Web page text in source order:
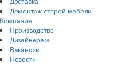
Демонтаж старой мебели
Компания
Производство
Дизайнерам
Вакансии
Новости